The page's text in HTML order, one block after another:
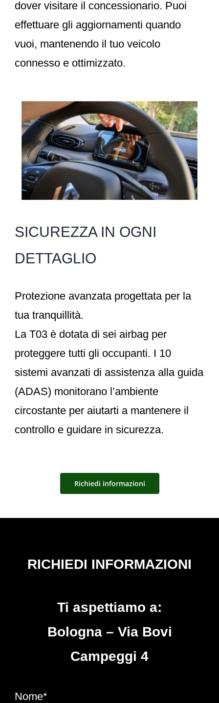
dover visitare il concessionario. Puoi
effettuare gli aggiornamenti quando
vuoi, mantenendo il tuo veicolo
connesso e ottimizzato.
SICUREZZA IN OGNI
DETTAGLIO
Protezione avanzata progettata per la
tua tranquillità.
La T03 è dotata di sei airbag per
proteggere tutti gli occupanti. I 10
sistemi avanzati di assistenza alla guida
(ADAS) monitorano l’ambiente
circostante per aiutarti a mantenere il
controllo e guidare in sicurezza.
Richiedi informazioni
RICHIEDI INFORMAZIONI
Ti aspettiamo a:
Bologna – Via Bovi
Campeggi 4
Nome*